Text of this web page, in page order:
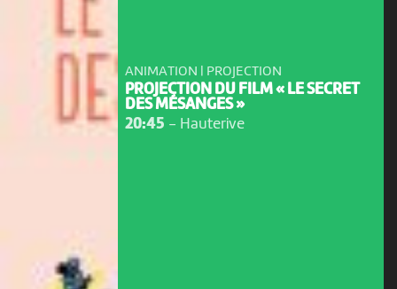
ANIMATION | PROJECTION
PROJECTION DU FILM « LE SECRET
DES MÉSANGES »
20:45 - Hauterive